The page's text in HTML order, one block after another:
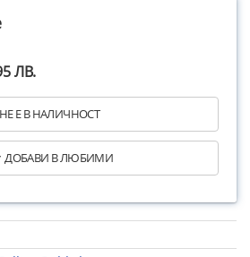
ЛВ.
НЕ Е В НАЛИЧНОСТ
ДОБАВИ В ЛЮБИМИ